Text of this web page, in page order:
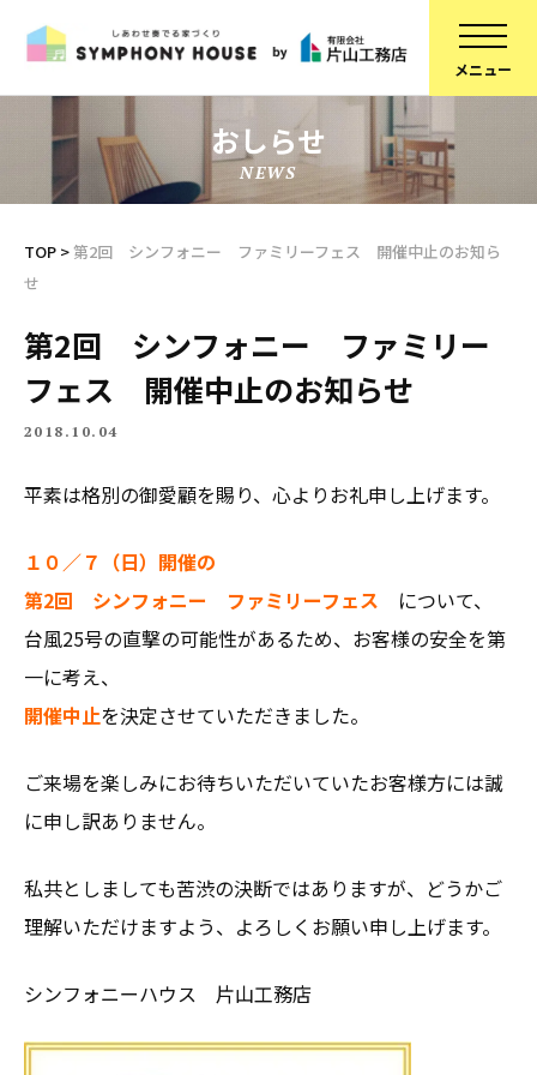
家づくりについて
建物について
お知らせ
不動産情報
施工事例
スタッフ紹介
採用情報
SDGsへの取り組み
おしらせ
NEWS
TOP > 第2回 シンフォニー ファミリーフェス 開催中止のお知ら
せ
第2回 シンフォニー ファミリー
フェス 開催中止のお知らせ
2018.10.04
平素は格別の御愛顧を賜り、心よりお礼申し上げます。
１０／７（日）開催の
第2回 シンフォニー ファミリーフェス について、
台風25号の直撃の可能性があるため、お客様の安全を第
一に考え、
開催中止を決定させていただきました。
ご来場を楽しみにお待ちいただいていたお客様方には誠
に申し訳ありません。
私共としましても苦渋の決断ではありますが、どうかご
理解いただけますよう、よろしくお願い申し上げます。
シンフォニーハウス 片山工務店